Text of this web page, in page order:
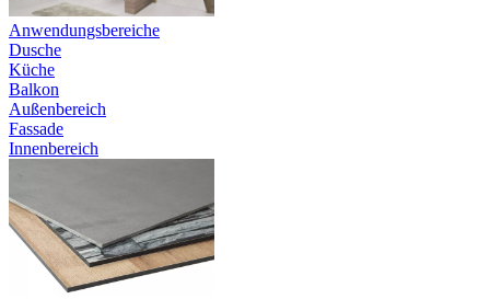
Anwendungsbereiche
Dusche
Küche
Balkon
Außenbereich
Fassade
Innenbereich